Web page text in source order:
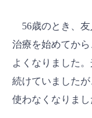
56歳のとき、友
治療を始めてか
よくなりました
続けていました
使わなくなりまし